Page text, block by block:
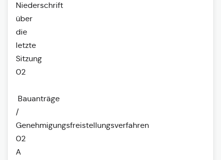
Niederschrift
über
die
letzte
Sitzung
02
Bauanträge
/
Genehmigungsfreistellungsverfahren
02
A